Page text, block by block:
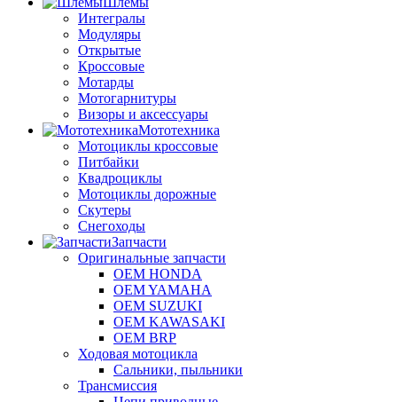
Интегралы
Модуляры
Открытые
Кроссовые
Мотарды
Мотогарнитуры
Визоры и аксессуары
Мототехника
Мотоциклы кроссовые
Питбайки
Квадроциклы
Мотоциклы дорожные
Скутеры
Снегоходы
Запчасти
Оригинальные запчасти
OEM HONDA
OEM YAMAHA
OEM SUZUKI
OEM KAWASAKI
OEM BRP
Ходовая мотоцикла
Сальники, пыльники
Трансмиссия